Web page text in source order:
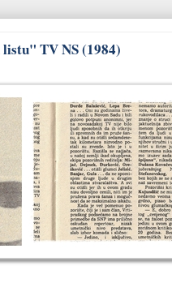
TV NS (1984)